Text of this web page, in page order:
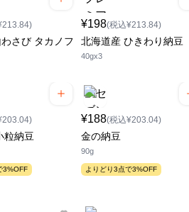
さび タカノフ
¥198(税込¥213.84)
北海道産 ひきわり納豆
40gx3
粒納豆
3%OFF
¥188(税込¥203.04)
金の納豆
90g
よりどり3点で3%OFF